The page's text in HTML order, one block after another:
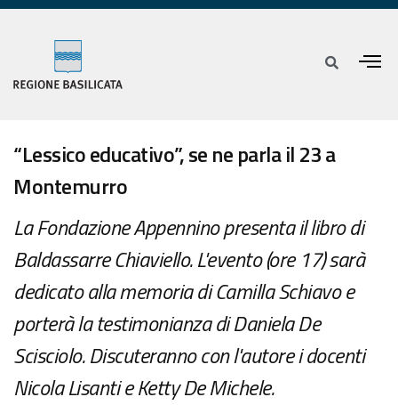
“Lessico educativo”, se ne parla il 23 a
Montemurro
La Fondazione Appennino presenta il libro di
Baldassarre Chiaviello. L'evento (ore 17) sarà
dedicato alla memoria di Camilla Schiavo e
porterà la testimonianza di Daniela De
Scisciolo. Discuteranno con l'autore i docenti
Nicola Lisanti e Ketty De Michele.